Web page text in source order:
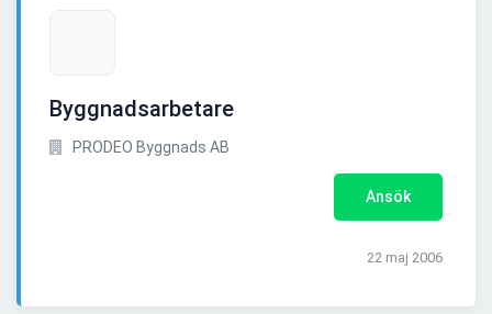
Byggnadsarbetare
PRODEO Byggnads AB
Ansök
22 maj 2006